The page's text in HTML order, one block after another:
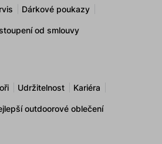
Dárkové poukazy
od smlouvy
Udržitelnost Kariéra
outdoorové oblečení